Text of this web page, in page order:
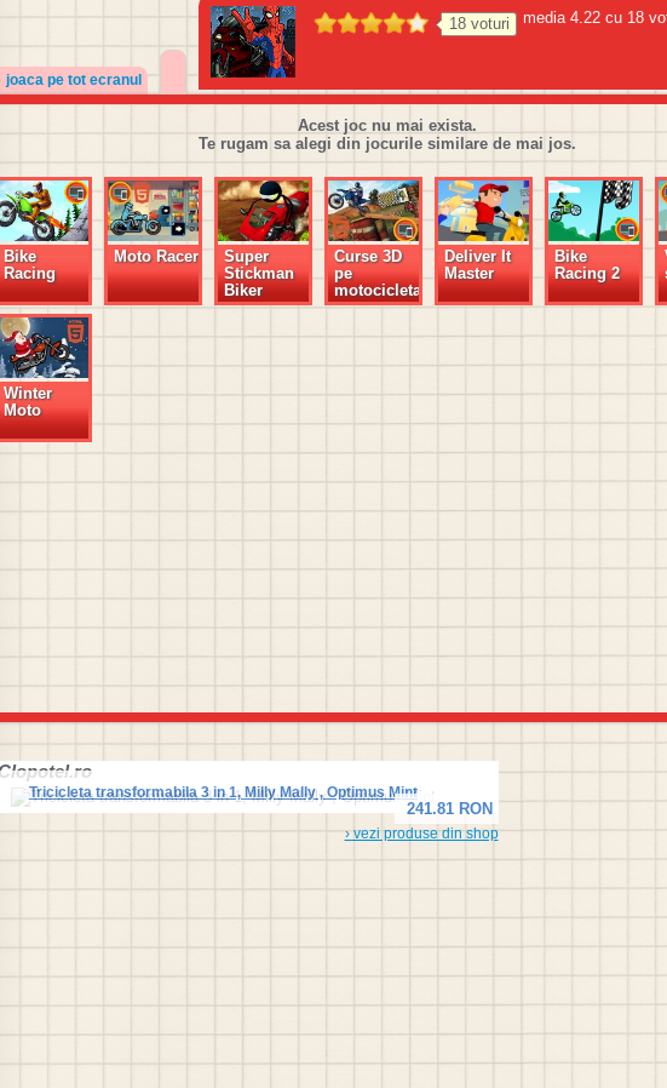
joaca pe tot ecranul
18 voturi media 4.22 cu 18
Acest joc nu mai exista.
Te rugam sa alegi din jocurile similare de mai jos.
Bike
Racing
Moto Racer
Super
Stickman
Biker
Curse 3D
pe
motocicleta
Deliver It
Master
Bike
Racing 2
Winter
Moto
Clopotel.ro
Tricicleta transformabila 3 in 1, Milly Mally , Optimus Mint
241.81 RON
› vezi produse din shop